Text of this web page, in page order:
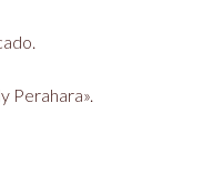
Perahara».